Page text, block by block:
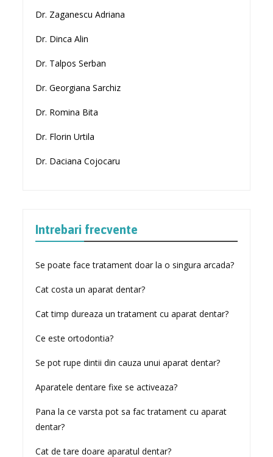
Dr. Zaganescu Adriana
Dr. Dinca Alin
Dr. Talpos Serban
Dr. Georgiana Sarchiz
Dr. Romina Bita
Dr. Florin Urtila
Dr. Daciana Cojocaru
Intrebari frecvente
Se poate face tratament doar la o singura arcada?
Cat costa un aparat dentar?
Cat timp dureaza un tratament cu aparat dentar?
Ce este ortodontia?
Se pot rupe dintii din cauza unui aparat dentar?
Aparatele dentare fixe se activeaza?
Pana la ce varsta pot sa fac tratament cu aparat
dentar?
Cat de tare doare aparatul dentar?